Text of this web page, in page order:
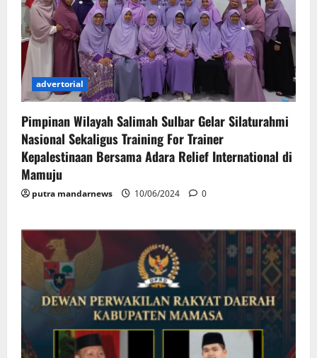
advertorial
Pimpinan Wilayah Salimah Sulbar Gelar Silaturahmi
Nasional Sekaligus Training For Trainer
Kepalestinaan Bersama Adara Relief International di
Mamuju
putra mandarnews 10/06/2024 0